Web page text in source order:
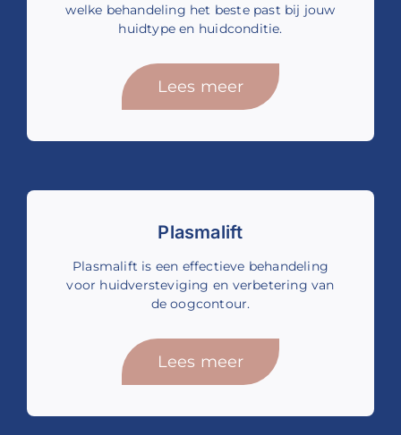
welke behandeling het beste past bij jouw
huidtype en huidconditie.
Lees meer
Plasmalift
Plasmalift is een effectieve behandeling
voor huidversteviging en verbetering van
de oogcontour.
Lees meer